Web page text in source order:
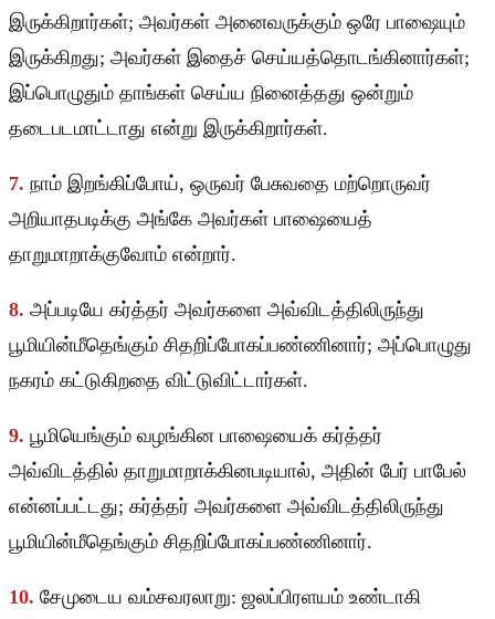
இருக்கிறார்கள்; அவர்கள் அனைவருக்கும் ஒரே பாஷையும்
இருக்கிறது; அவர்கள் இதைச் செய்யத்தொடங்கினார்கள்;
இப்பொழுதும் தாங்கள் செய்ய நினைத்தது ஒன்றும்
தடைபடமாட்டாது என்று இருக்கிறார்கள்.
7. நாம் இறங்கிப்போய், ஒருவர் பேசுவதை மற்றொருவர்
அறியாதபடிக்கு அங்கே அவர்கள் பாஷையைத்
தாறுமாறாக்குவோம் என்றார்.
8. அப்படியே கர்த்தர் அவர்களை அவ்விடத்திலிருந்து
பூமியின்மீதெங்கும் சிதறிப்போகப்பண்ணினார்; அப்பொழுது
நகரம் கட்டுகிறதை விட்டுவிட்டார்கள்.
9. பூமியெங்கும் வழங்கின பாஷையைக் கர்த்தர்
அவ்விடத்தில் தாறுமாறாக்கினபடியால், அதின் பேர் பாபேல்
என்னப்பட்டது; கர்த்தர் அவர்களை அவ்விடத்திலிருந்து
பூமியின்மீதெங்கும் சிதறிப்போகப்பண்ணினார்.
10. சேமுடைய வம்சவரலாறு: ஜலப்பிரளயம் உண்டாகி